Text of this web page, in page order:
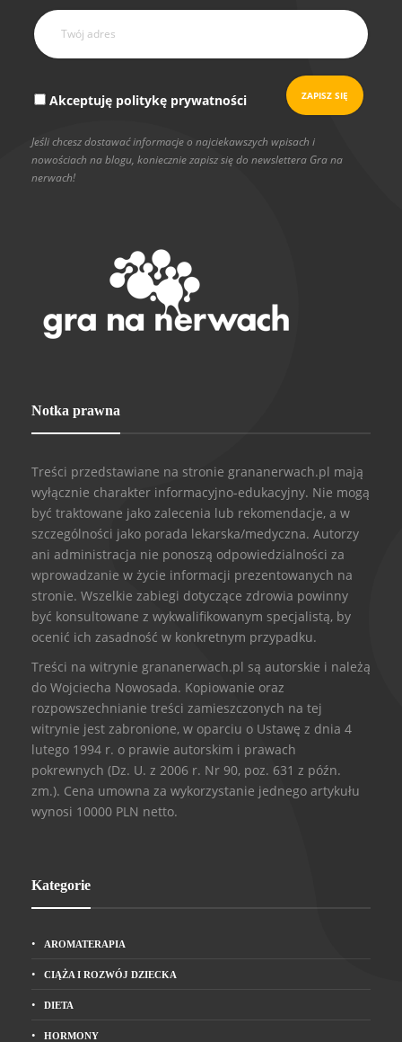
Akceptuję politykę prywatności
Jeśli chcesz dostawać informacje o najciekawszych wpisach i
nowościach na blogu, koniecznie zapisz się do newslettera Gra na
nerwach!
Notka prawna
Treści przedstawiane na stronie grananerwach.pl mają
wyłącznie charakter informacyjno-edukacyjny. Nie mogą
być traktowane jako zalecenia lub rekomendacje, a w
szczególności jako porada lekarska/medyczna. Autorzy
ani administracja nie ponoszą odpowiedzialności za
wprowadzanie w życie informacji prezentowanych na
stronie. Wszelkie zabiegi dotyczące zdrowia powinny
być konsultowane z wykwalifikowanym specjalistą, by
ocenić ich zasadność w konkretnym przypadku.
Treści na witrynie grananerwach.pl są autorskie i należą
do Wojciecha Nowosada. Kopiowanie oraz
rozpowszechnianie treści zamieszczonych na tej
witrynie jest zabronione, w oparciu o Ustawę z dnia 4
lutego 1994 r. o prawie autorskim i prawach
pokrewnych (Dz. U. z 2006 r. Nr 90, poz. 631 z późn.
zm.). Cena umowna za wykorzystanie jednego artykułu
wynosi 10000 PLN netto.
Kategorie
AROMATERAPIA
CIĄŻA I ROZWÓJ DZIECKA
DIETA
HORMONY